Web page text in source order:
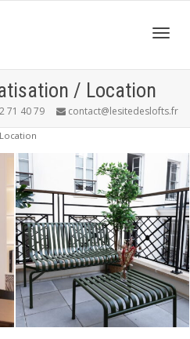
/ Location
71 40 79 contact@lesitedeslofts.fr